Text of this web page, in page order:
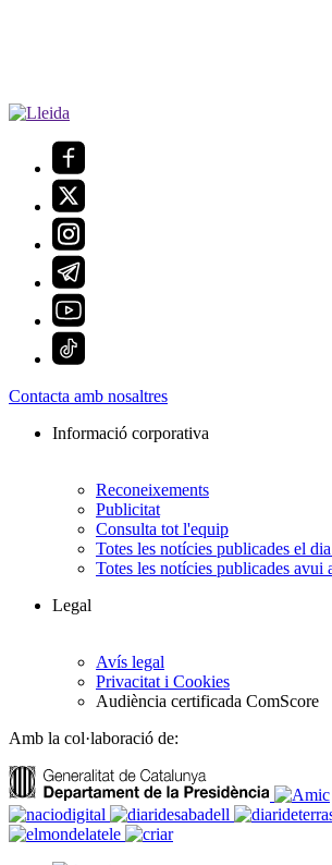
Contacta amb nosaltres
Informació corporativa
Reconeixements
Publicitat
Consulta tot l'equip
Totes les notícies publicades el
Totes les notícies publicades avui
Legal
Avís legal
Privacitat i Cookies
Audiència certificada ComScore
Amb la col·laboració de: